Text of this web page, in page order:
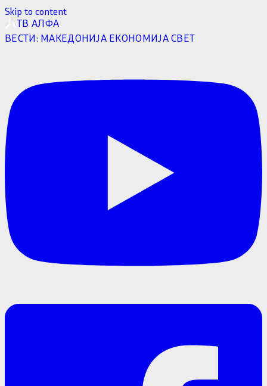
Skip to content
ТВ АЛФА
ВЕСТИ: МАКЕДОНИЈА ЕКОНОМИЈАСВЕТ